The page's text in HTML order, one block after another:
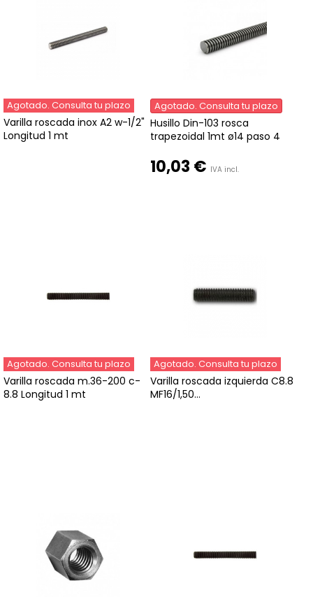
Agotado. Consulta tu plazo
Varilla roscada inox A2 w-1/2"
Longitud 1 mt
Agotado. Consulta tu plazo
Husillo Din-103 rosca
trapezoidal 1mt ø14 paso 4
10,03 € IVA incl.
Agotado. Consulta tu plazo
Varilla roscada m.36-200 c-
8.8 Longitud 1 mt
Agotado. Consulta tu plazo
Varilla roscada izquierda C8.8
MF16/1,50...